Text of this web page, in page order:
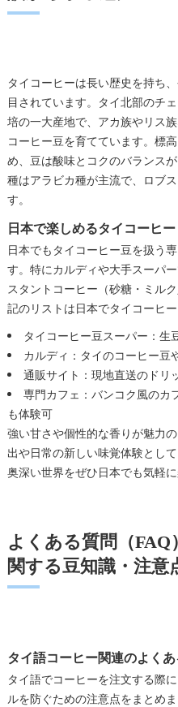
タイコーヒーは長い歴史を持ち
目されています。タイ北部のチ
培の一大産地で、アカ族やリス
コーヒー豆を育てています。標
め、豆は酸味とコクのバランス
種はアラビカ種が主流で、ロブ
す。
日本で楽しめるタイコーヒ
日本でもタイコーヒー豆を扱う
す。特にカルディや大手スーパ
スタントコーヒー（砂糖・ミル
記のリストは日本でタイコーヒ
タイコーヒー豆スーパー：生
カルディ：タイのコーヒー豆
通販サイト：現地直送のドリ
専門カフェ：バンコク風のカ
も体験可
強い甘さや個性的な香りが魅力
出や日常の新しい味覚体験とし
奥深い世界をぜひ日本でも気軽
よくある質問（
関する豆知識・注意
タイ語コーヒー関連のよく
タイ語でコーヒーを注文する際
ルを防ぐための注意点をまとめ